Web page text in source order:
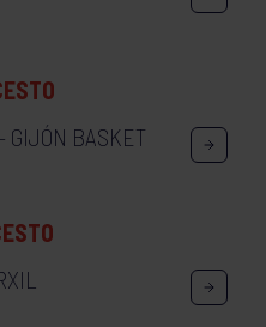
GIJÓN BASKET